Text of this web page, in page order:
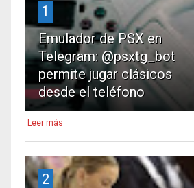
1
Emulador de PSX en
Telegram: @psxtg_bot
permite jugar clásicos
desde el teléfono
Leer más
2